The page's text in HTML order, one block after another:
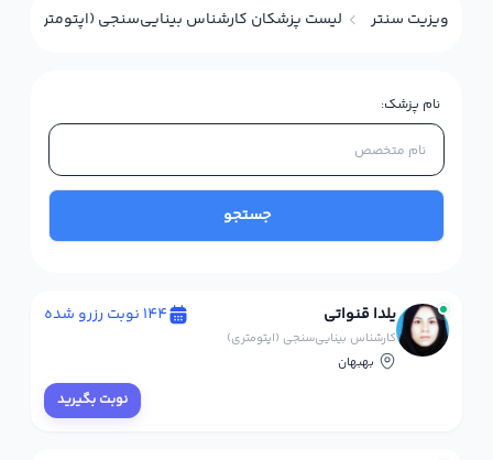
ویزیت سنتر لیست پزشکان کارشناس بینایی‌سنجی (اپتومتری)
نام پزشک:
جستجو
یلدا قنواتی
کارشناس بینایی‌سنجی (اپتومتری)
بهبهان
144 نوبت رزرو شده
نوبت بگیرید